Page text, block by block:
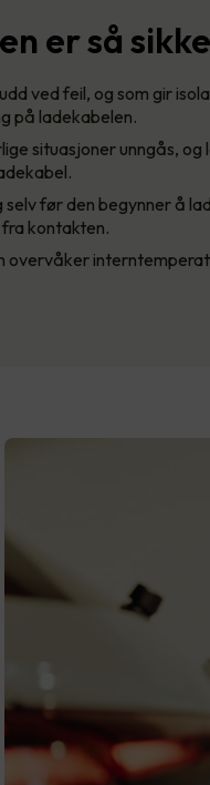
er så
ved feil, og som gir
på ladekabelen.
situasjoner unngås, og
før den begynner å
kontakten.
overvåker